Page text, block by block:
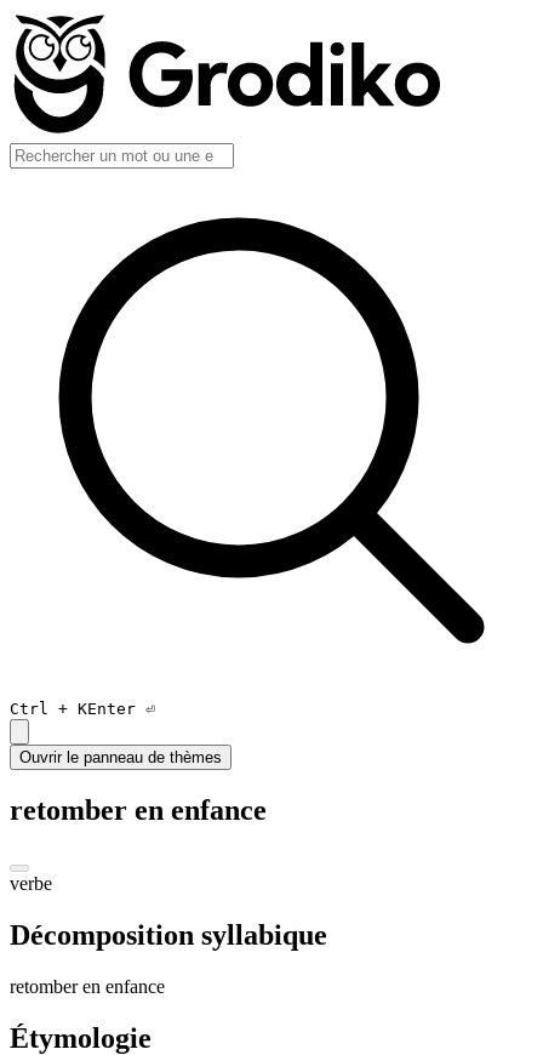
Ctrl + KEnter ⏎
Ouvrir le panneau de thèmes
retomber en enfance
verbe
Décomposition syllabique
retomber en enfance
Étymologie